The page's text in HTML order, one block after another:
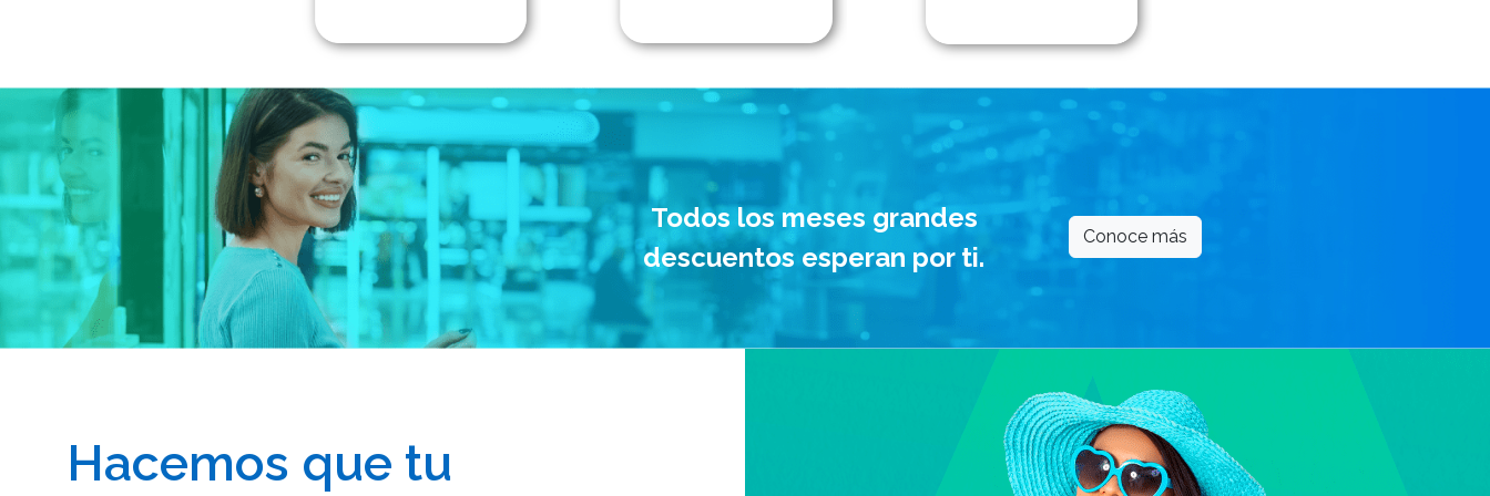
Todos los meses grandes
descuentos esperan por ti.
Conoce más
Hacemos que tu